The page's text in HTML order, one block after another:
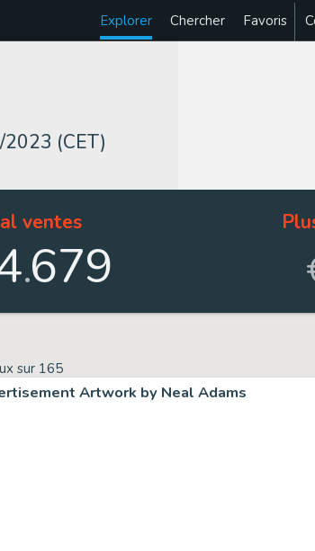
Explorer Chercher Favoris
(CET)
ventes
.679
sur 165
Artwork by Neal Adams